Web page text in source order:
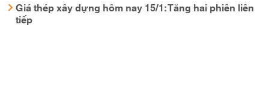
Giá thép xây dựng hôm nay 15/1: Tăng hai phiên liên
tiếp